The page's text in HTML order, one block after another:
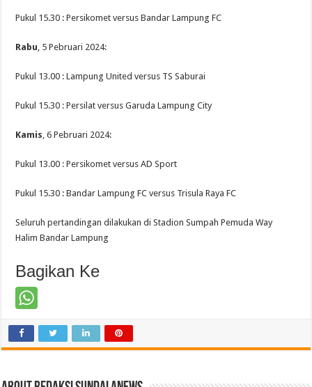
Pukul 15.30 : Persikomet versus Bandar Lampung FC
Rabu, 5 Pebruari 2024:
Pukul 13.00 : Lampung United versus TS Saburai
Pukul 15.30 : Persilat versus Garuda Lampung City
Kamis, 6 Pebruari 2024:
Pukul 13.00 : Persikomet versus AD Sport
Pukul 15.30 : Bandar Lampung FC versus Trisula Raya FC
Seluruh pertandingan dilakukan di Stadion Sumpah Pemuda Way
Halim Bandar Lampung
Bagikan Ke